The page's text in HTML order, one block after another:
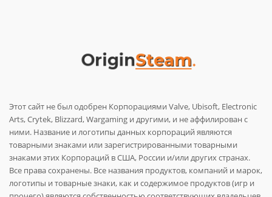
Этот сайт не был одобрен Корпорациями Valve, Ubisoft, Electronic
Arts, Crytek, Blizzard, Wargaming и другими, и не аффилирован с
ними. Название и логотипы данных корпораций являются
товарными знаками или зарегистрированными товарными
знаками этих Корпораций в США, России и/или других странах.
Все права сохранены. Все названия продуктов, компаний и марок,
логотипы и товарные знаки, как и содержимое продуктов (игр и